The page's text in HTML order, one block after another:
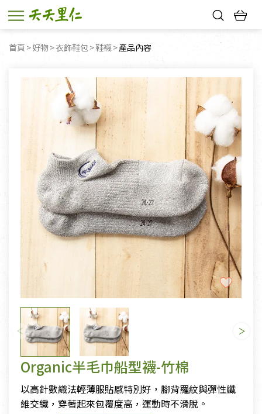
首頁 好物 衣飾鞋包 鞋襪 目前頁面：
產品內容
Organic半毛巾船型襪-竹棉
以高針數織法輕薄服貼感特別好，腳背羅紋與彈性纖
維交織，穿著起來包覆度高，運動時不滑脫。